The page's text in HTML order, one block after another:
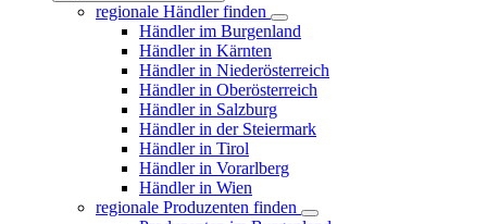
regionale Händler finden
Händler im Burgenland
Händler in Kärnten
Händler in Niederösterreich
Händler in Oberösterreich
Händler in Salzburg
Händler in der Steiermark
Händler in Tirol
Händler in Vorarlberg
Händler in Wien
regionale Produzenten finden